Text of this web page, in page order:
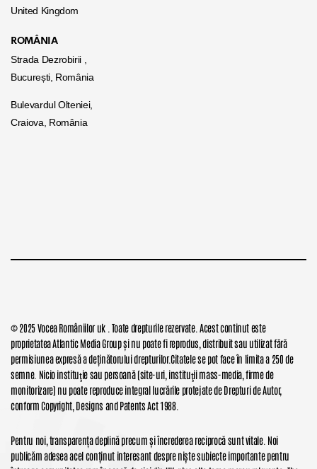
United Kingdom
ROMÂNIA
Strada Dezrobirii ,
București, România
Bulevardul Olteniei,
Craiova, România
© 2025 Vocea Româniilor uk . Toate drepturile rezervate. Acest continut este
proprietatea Atlantic Media Group și nu poate fi reprodus, distribuit sau utilizat fără
permisiunea expresă a deținătorului drepturilor.Citatele se pot face în limita a 250 de
semne. Nicio instituţie sau persoană (site-uri, instituţii mass-media, firme de
monitorizare) nu poate reproduce integral lucrările protejate de Drepturi de Autor,
conform Copyright, Designs and Patents Act 1988.
Pentru noi, transparența deplină precum și încrederea reciprocă sunt vitale. Noi
publicăm adesea acel conținut interesant despre niște subiecte importante pentru